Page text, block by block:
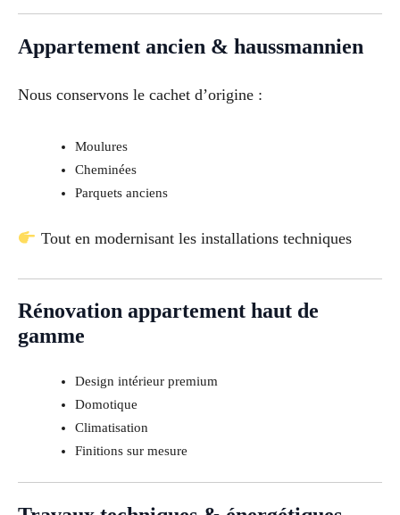
Appartement ancien & haussmannien
Nous conservons le cachet d’origine :
Moulures
Cheminées
Parquets anciens
Tout en modernisant les installations techniques
Rénovation appartement haut de
gamme
Design intérieur premium
Domotique
Climatisation
Finitions sur mesure